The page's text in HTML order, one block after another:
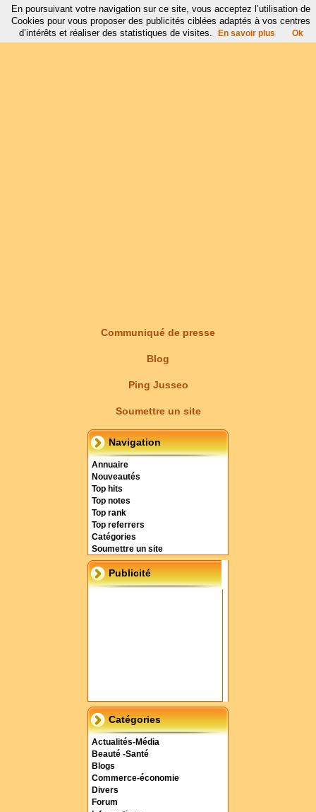
Communiqué de presse
Blog
Ping Jusseo
Soumettre un site
Navigation
Annuaire
Nouveautés
Top hits
Top notes
Top rank
Top referrers
Catégories
Soumettre un site
Publicité
Catégories
Actualités-Média
Beauté -Santé
Blogs
Commerce-économie
Divers
Forum
En poursuivant votre navigation sur ce site, vous acceptez l’utilisation de
Cookies pour vous proposer des publicités ciblées adaptés à vos centres
d’intérêts et réaliser des statistiques de visites.
En savoir plus Ok